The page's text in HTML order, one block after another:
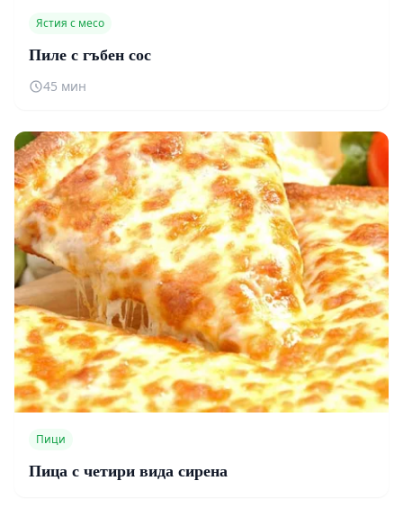
Ястия с месо
Пиле с гъбен сос
45 мин
Пици
Пица с четири вида сирена